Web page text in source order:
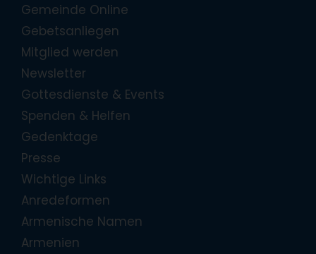
Gemeinde Online
Gebetsanliegen
Mitglied werden
Newsletter
Gottesdienste & Events
Spenden & Helfen
Gedenktage
Presse
Wichtige Links
Anredeformen
Armenische Namen
Armenien